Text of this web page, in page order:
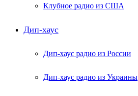
Клубное радио из США
Дип-хаус
Дип-хаус радио из России
Дип-хаус радио из Украины